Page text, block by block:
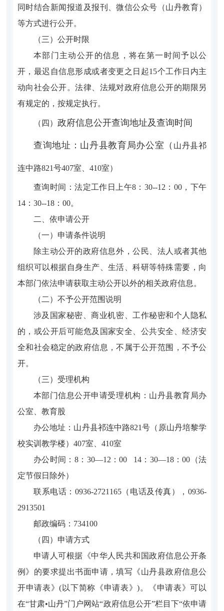
同时结合新闻报道及报刊、微信公众号（山丹教育）
等方式进行公开。
（三）公开时限
本部门主动公开的信息，将在第一时间予以公
开，最迟自信息形成或者变更之日起15个工作日内主
动向社会公开。法律、法规对政府信息公开的期限另
有规定的，按规定执行。
（四） 政府信息公开查询地址及查询时间
查询地址：山丹县教育局办公室（ 山丹县祁
连中路821号407室、410室）
查询时间：法定工作日上午8：30--12：00，下午
14：30--18：00。
二、依申请公开
（一）申请条件说明
除主动公开的政府信息外，公民、法人或者其他
组织可以根据自身生产、生活、科研等特殊需要，向
本部门依法申请获取主动公开以外的相关政府信息。
（二）不予公开范围说明
涉及国家秘密、商业机密、工作秘密和个人隐私
的，或公开后可能危及国家安全、公共安全、经济安
全和社会稳定的政府信息，不属于公开范围，不予公
开。
（三）受理机构
本部门信息公开申请受理机构：山丹县教育局办
公室、教育股
办公地址：山丹县祁连中路821号（原山丹培黎学
校实训教学楼）407室、410室
办公时间：8：30—12：00 14：30—18：00（法
定节假日除外）
联系电话：0936-2721165（电话及传真），0936-
2913501
邮政编码：734100
（四）申请方式
申请人可根据《中华人民共和国政府信息公开条
例》的要求提出书面申请，填写《山丹县政府信息公
开申请表》(以下简称《申请表》)。《申请表》可以
在“甘肃•山丹”门户网站“政府信息公开”栏目下“依申请